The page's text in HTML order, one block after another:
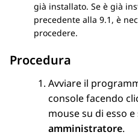
già installato. Se è già
precedente alla 9.1, è
procedere.
Procedura
Avviare il
console facendo
mouse su di esso
amministratore.